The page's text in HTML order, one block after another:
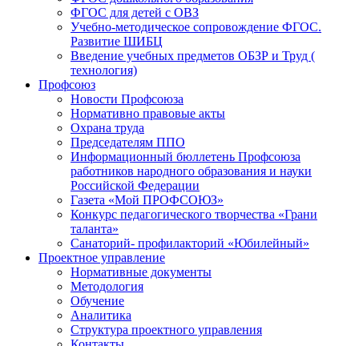
ФГОС для детей с ОВЗ
Учебно-методическое сопровождение ФГОС.
Развитие ШИБЦ
Введение учебных предметов ОБЗР и Труд (
технология)
Профсоюз
Новости Профсоюза
Нормативно правовые акты
Охрана труда
Председателям ППО
Информационный бюллетень Профсоюза
работников народного образования и науки
Российской Федерации
Газета «Мой ПРОФСОЮЗ»
Конкурс педагогического творчества «Грани
таланта»
Санаторий- профилакторий «Юбилейный»
Проектное управление
Нормативные документы
Методология
Обучение
Аналитика
Структура проектного управления